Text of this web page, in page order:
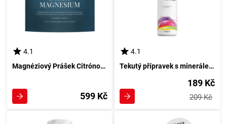
4.1
Magnéziový Prášek Citrónové Chuti 150 g od Nordbo
599 Kč
4.1
Tekutý přípravek s minerálem hořčíku 500 ml v exotickém provedení
189 Kč
209 Kč